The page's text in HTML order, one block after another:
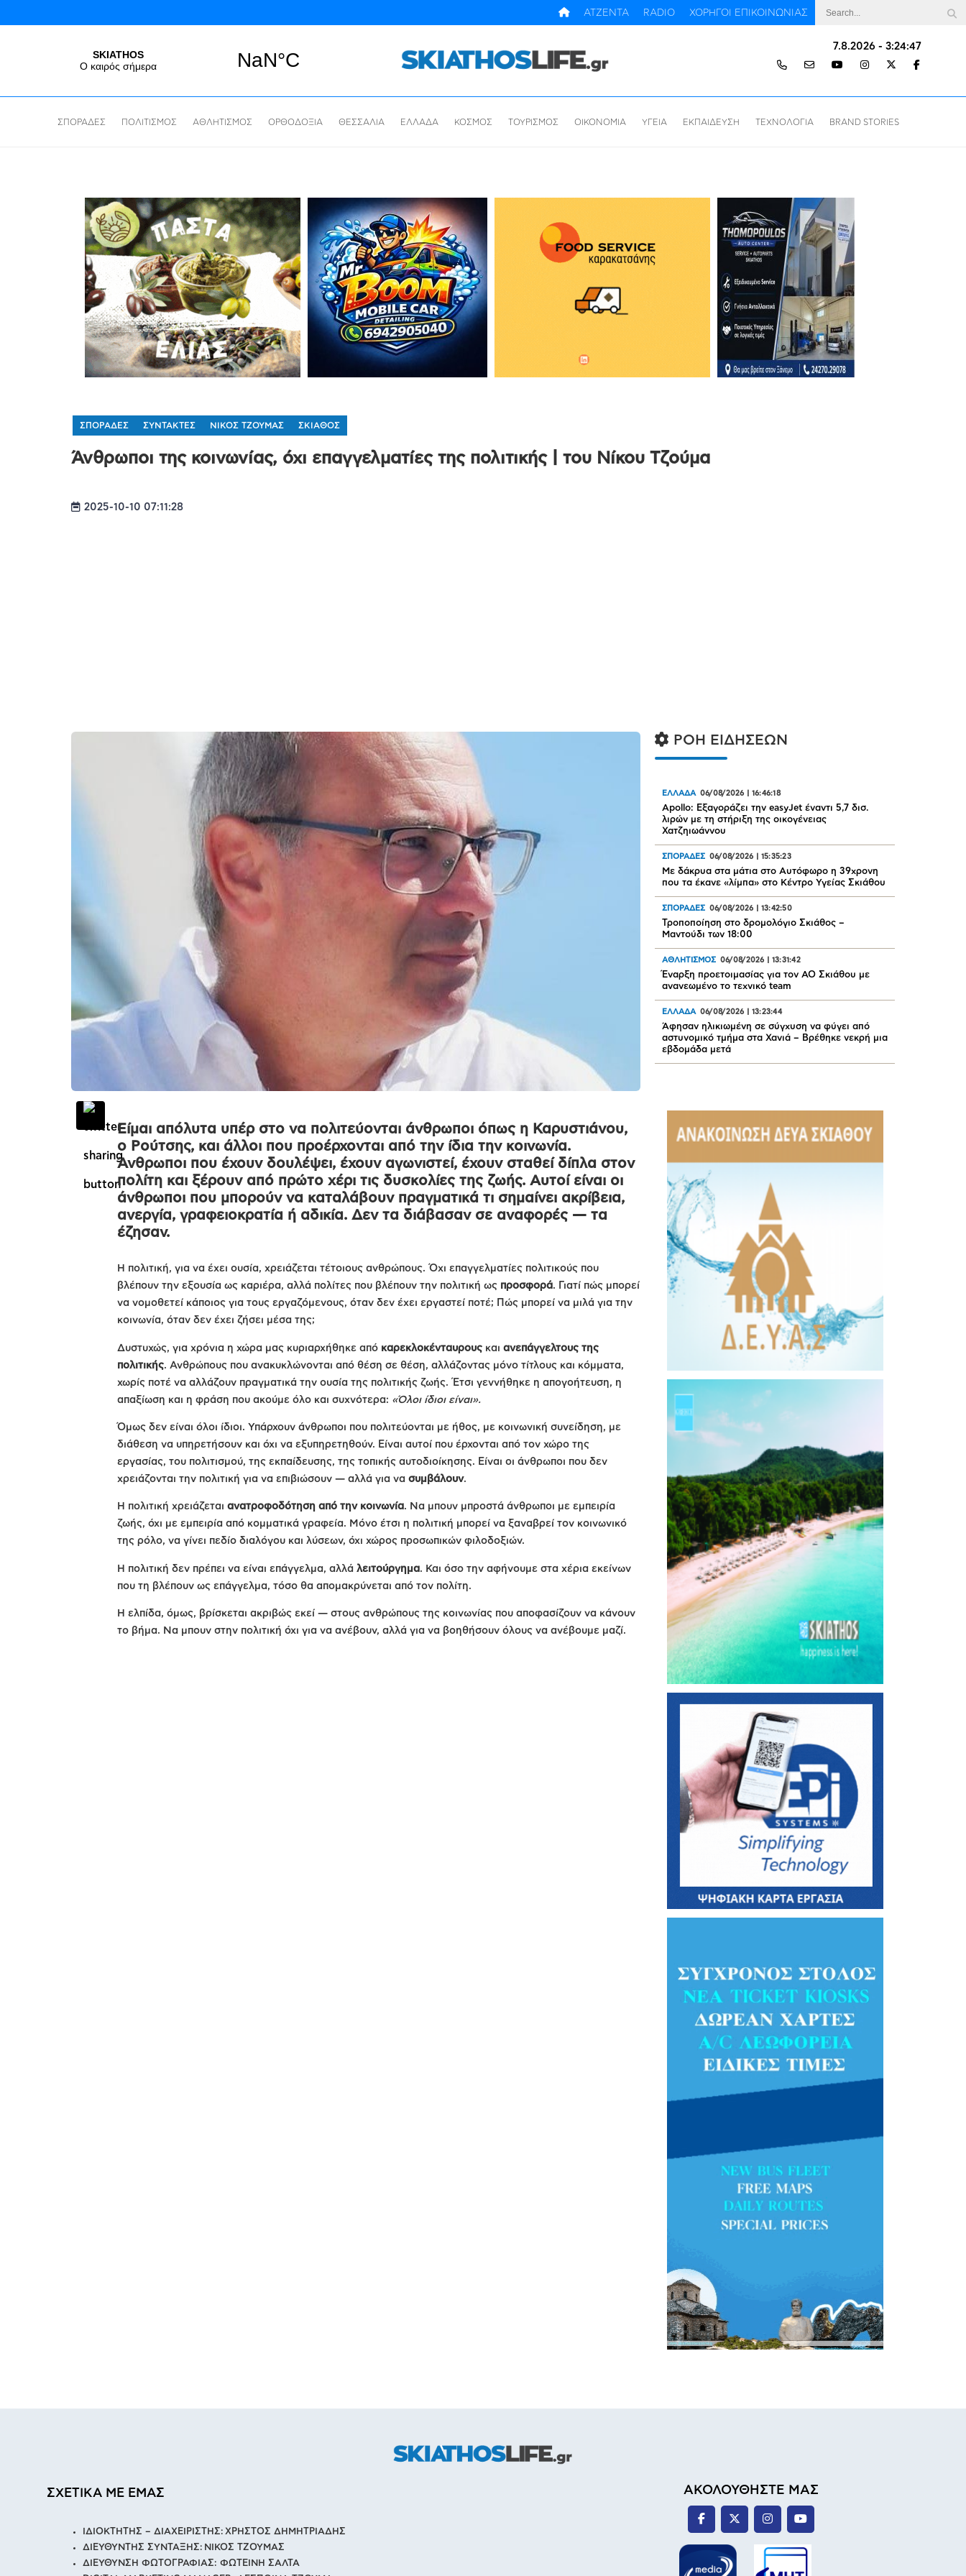
ΧΟΡΗΓΟΙ ΕΠΙΚΟΙΝΩΝΙΑΣ
RADIO
ΑΤΖΕΝΤΑ
7.8.2026 - 3:24:48
ΣΠΟΡΑΔΕΣ ΠΟΛΙΤΙΣΜΟΣ ΑΘΛΗΤΙΣΜΟΣ ΟΡΘΟΔΟΞΙΑ ΘΕΣΣΑΛΙΑ ΕΛΛΑΔΑ ΚΟΣΜΟΣ ΤΟΥΡΙΣΜΟΣ ΟΙΚΟΝΟΜΙΑ ΥΓΕΙΑ ΕΚΠΑΙΔΕΥΣΗ ΤΕΧΝΟΛΟΓΙΑ BRAND STORIES
ΣΠΟΡΑΔΕΣ ΣΥΝΤΑΚΤΕΣ ΝΙΚΟΣ ΤΖΟΥΜΑΣ ΣΚΙΑΘΟΣ
Άνθρωποι της κοινωνίας, όχι επαγγελματίες της πολιτικής | του Νίκου Τζούμα
2025-10-10 07:11:28
Είμαι απόλυτα υπέρ στο να πολιτεύονται άνθρωποι όπως η Καρυστιάνου,
ο Ρούτσης, και άλλοι που προέρχονται από την ίδια την κοινωνία.
Άνθρωποι που έχουν δουλέψει, έχουν αγωνιστεί, έχουν σταθεί δίπλα στον
πολίτη και ξέρουν από πρώτο χέρι τις δυσκολίες της ζωής. Αυτοί είναι οι
άνθρωποι που μπορούν να καταλάβουν πραγματικά τι σημαίνει ακρίβεια,
ανεργία, γραφειοκρατία ή αδικία. Δεν τα διάβασαν σε αναφορές — τα
έζησαν.
Η πολιτική, για να έχει ουσία, χρειάζεται τέτοιους ανθρώπους. Όχι επαγγελματίες πολιτικούς που
βλέπουν την εξουσία ως καριέρα, αλλά πολίτες που βλέπουν την πολιτική ως προσφορά. Γιατί πώς μπορεί
να νομοθετεί κάποιος για τους εργαζόμενους, όταν δεν έχει εργαστεί ποτέ; Πώς μπορεί να μιλά για την
κοινωνία, όταν δεν έχει ζήσει μέσα της;
Δυστυχώς, για χρόνια η χώρα μας κυριαρχήθηκε από καρεκλοκένταυρουςκαι ανεπάγγελτους της
πολιτικής. Ανθρώπους που ανακυκλώνονται από θέση σε θέση, αλλάζοντας μόνο τίτλους και κόμματα,
χωρίς ποτέ να αλλάζουν πραγματικά την ουσία της πολιτικής ζωής. Έτσι γεννήθηκε η απογοήτευση, η
απαξίωση και η φράση που ακούμε όλο και συχνότερα: «Όλοι ίδιοι είναι».
Όμως δεν είναι όλοι ίδιοι. Υπάρχουν άνθρωποι που πολιτεύονται με ήθος, με κοινωνική συνείδηση, με
διάθεση να υπηρετήσουν και όχι να εξυπηρετηθούν. Είναι αυτοί που έρχονται από τον χώρο της
εργασίας, του πολιτισμού, της εκπαίδευσης, της τοπικής αυτοδιοίκησης. Είναι οι άνθρωποι που δεν
χρειάζονται την πολιτική για να επιβιώσουν — αλλά για να συμβάλουν.
Η πολιτική χρειάζεται ανατροφοδότηση από την κοινωνία. Να μπουν μπροστά άνθρωποι με εμπειρία
ζωής, όχι με εμπειρία από κομματικά γραφεία. Μόνο έτσι η πολιτική μπορεί να ξαναβρεί τον κοινωνικό
της ρόλο, να γίνει πεδίο διαλόγου και λύσεων, όχι χώρος προσωπικών φιλοδοξιών.
Η πολιτική δεν πρέπει να είναι επάγγελμα, αλλά λειτούργημα. Και όσο την αφήνουμε στα χέρια εκείνων
που τη βλέπουν ως επάγγελμα, τόσο θα απομακρύνεται από τον πολίτη.
Η ελπίδα, όμως, βρίσκεται ακριβώς εκεί — στους ανθρώπους της κοινωνίας που αποφασίζουν να κάνουν
το βήμα. Να μπουν στην πολιτική όχι για να ανέβουν, αλλά για να βοηθήσουν όλους να ανέβουμε μαζί.
ΡΟΗ ΕΙΔΗΣΕΩΝ
ΕΛΛΑΔΑ 06/08/2026 16:46:18
Apollo: Εξαγοράζει την easyJet έναντι 5,7 δισ.
λιρών με τη στήριξη της οικογένειας
Χατζηιωάννου
ΣΠΟΡΑΔΕΣ 06/08/2026 15:35:23
Με δάκρυα στα μάτια στο Αυτόφωρο η 39χρονη
που τα έκανε «λίμπα» στο Κέντρο Υγείας Σκιάθου
ΣΠΟΡΑΔΕΣ 06/08/2026 13:42:50
Τροποποίηση στο δρομολόγιο Σκιάθος –
Μαντούδι των 18:00
ΑΘΛΗΤΙΣΜΟΣ 06/08/2026 13:31:42
Έναρξη προετοιμασίας για τον ΑΟ Σκιάθου με
ανανεωμένο το τεχνικό team
ΕΛΛΑΔΑ 06/08/2026 13:23:44
Άφησαν ηλικιωμένη σε σύγχυση να φύγει από
αστυνομικό τμήμα στα Χανιά – Βρέθηκε νεκρή μια
εβδομάδα μετά
ΣΧΕΤΙΚΑ ΜΕ ΕΜΑΣ
ΙΔΙΟΚΤΗΤΗΣ – ΔΙΑΧΕΙΡΙΣΤΗΣ: ΧΡΗΣΤΟΣ ΔΗΜΗΤΡΙΑΔΗΣ
ΔΙΕΥΘΥΝΤΗΣ ΣΥΝΤΑΞΗΣ: ΝΙΚΟΣ ΤΖΟΥΜΑΣ
ΔΙΕΥΘΥΝΣΗ ΦΩΤΟΓΡΑΦΙΑΣ: ΦΩΤΕΙΝΗ ΣΑΛΤΑ
ΑΚΟΛΟΥΘΗΣΤΕ ΜΑΣ